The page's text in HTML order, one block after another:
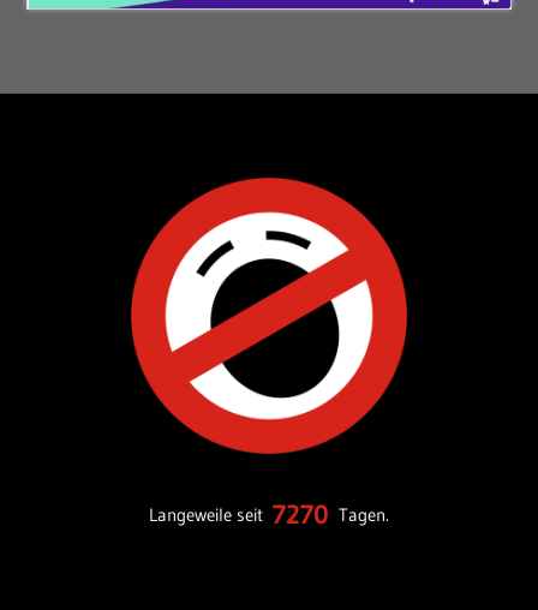
Langeweile seit 7270 Tagen.